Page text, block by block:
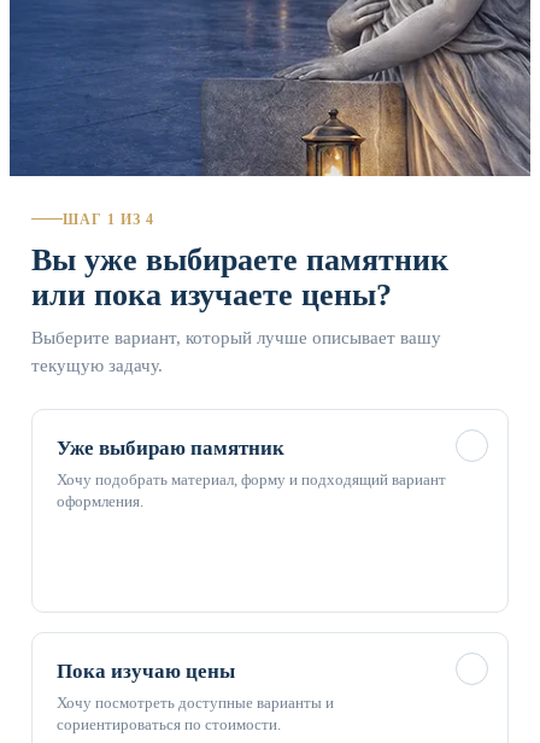
ШАГ 1 ИЗ 4
Вы уже выбираете памятник
или пока изучаете цены?
Выберите вариант, который лучше описывает вашу
текущую задачу.
Уже выбираю памятник
Хочу подобрать материал, форму и подходящий вариант
оформления.
Пока изучаю цены
Хочу посмотреть доступные варианты и
сориентироваться по стоимости.